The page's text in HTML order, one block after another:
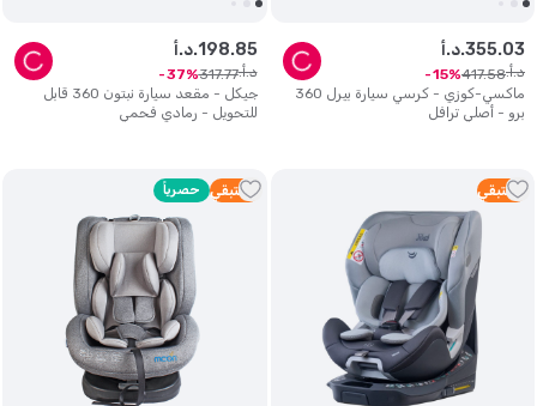
ماكسي-كوزي - كرسي سيارة بيرل 360
برو - أصلي ترافل
د.أ.355.03
د.أ. 417.58
15
جيكل - مقعد سيارة نبتون 360 قابل
للتحويل - رمادي فحمي
د.أ.198.85
د.أ. 317.77
37
2 متبقي 3 متبقي حصرياً